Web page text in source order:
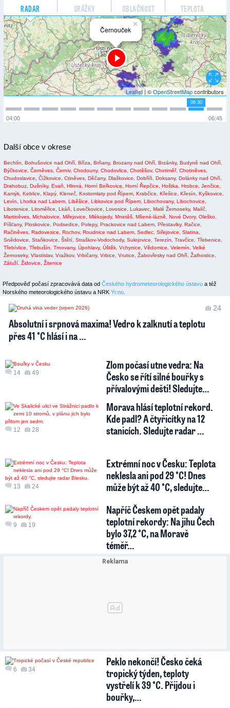
RADAR SRÁŽKY OBLAČNOST TEPLOTA
×
Černouček
Leaflet| ©OpenStreetMapcontributors
06:30
06:45
04:00
Další obce v okrese
Bechlín, Bohušovice nad Ohří, Bříza, Brňany, Brozany nad Ohří, Brzánky, Budyně nad Ohří,
Býčkovice, Černěves, Černiv, Chodouny, Chodovlice, Chotěšov, Chotiměř, Chotiněves,
Chudoslavice, Čížkovice, Ctiněves, Děčany, Dlažkovice, Dobříň, Doksany, Dolánky nad Ohří,
Drahobuz, Dušníky, Evaň, Hlinná, Horní Beřkovice, Horní Řepčice, Hoštka, Hrobce, Jenčice,
Kamýk, Keblice, Klapý, Kleneč, Kostomlaty pod Řípem, Krabčice, Křešice, Křesín, Kyškovice,
Levín, Lhotka nad Labem, Liběšice, Libkovice pod Řípem, Libochovany, Libochovice,
Libotenice, Litoměřice, Lkáň, Lovečkovice, Lovosice, Lukavec, Malé Žernoseky, Malíč,
Martiněves, Michalovice, Miřejovice, Mlékojedy, Mnetěš, Mšené-lázně, Nové Dvory, Oleško,
Píšťany, Ploskovice, Podsedice, Polepy, Prackovice nad Labem, Přestavlky, Račice,
Račiněves, Radovesice, Rochov, Roudnice nad Labem, Sedlec, Siřejovice, Slatina,
Snědovice, Staňkovice, Štětí, Straškov-Vodochody, Sulejovice, Terezín, Travčice, Třebenice,
Třebívlice, Třebušín, Trnovany, Úpohlavy, Úštěk, Vchynice, Vědomice, Velemín, Velké
Žernoseky, Vlastislav, Vražkov, Vrbičany, Vrbice, Vrutice, Žabovřesky nad Ohří, Žalhostice,
Záluží, Židovice, Žitenice
Předpověď počasí zpracovává data od Českého hydrometeorologického ústavu a též
Norského meteorologického ústavu a NRK Yr.no.
24
Absolutní i srpnová maxima! Vedro k zalknutí a teplotu
přes 41 °C hlásí i na …
14 49
Zlom počasí utne vedra: Na
Česko se řítí silné bouřky s
přívalovými dešti! Sledujte…
12 28
Morava hlásí teplotní rekord.
Kde padl? A čtyřicítky na 12
stanicích. Sledujte radar …
13 24
Extrémní noc v Česku: Teplota
neklesla ani pod 29 °C! Dnes
může být až 40 °C, sledujte…
9 19
Napříč Českem opět padaly
teplotní rekordy: Na jihu Čech
bylo 37,2 °C, na Moravě
téměř…
6 34
Peklo nekončí! Česko čeká
tropický týden, teploty
vystřelí k 39 °C. Přijdou i
bouřky,…